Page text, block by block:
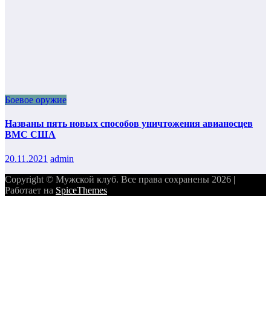
Боевое оружие
Названы пять новых способов уничтожения авианосцев
ВМС США
20.11.2021 admin
Copyright © Мужской клуб. Все права сохранены 2026 |
Работает на SpiceThemes